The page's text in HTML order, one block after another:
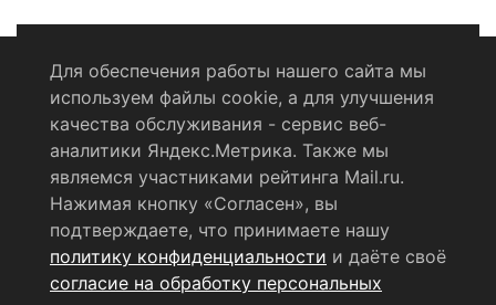
Политика конфиденциальности
Согласие на обработку персональных данных
RSS-лента
© 2004 - 2026 Сетевое издание Щёлковское ТВ.
Свидетельство о регистрации СМИ
Для обеспечения работы нашего сайта мы
используем файлы cookie, а для улучшения
качества обслуживания - сервис веб-
аналитики Яндекс.Метрика. Также мы
являемся участниками рейтинга Mail.ru.
Нажимая кнопку «Согласен», вы
подтверждаете, что принимаете нашу
политику конфиденциальности и даёте своё
согласие на обработку персональных